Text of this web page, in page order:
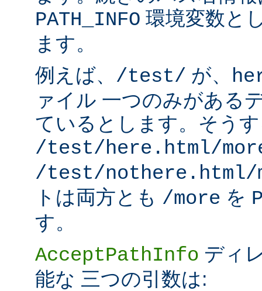
PATH_INFO 環境変数と
ます。
例えば、 /test/ が、
ァイル 一つのみがある
ているとします。そう
/test/here.html/
/test/nothere.html/
トは両方とも /more を
す。
AcceptPathInfo ディ
能な 三つの引数は: